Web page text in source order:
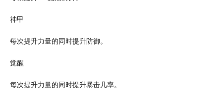
神甲
每次提升力量的同时提升防御。
觉醒
每次提升力量的同时提升暴击几率。